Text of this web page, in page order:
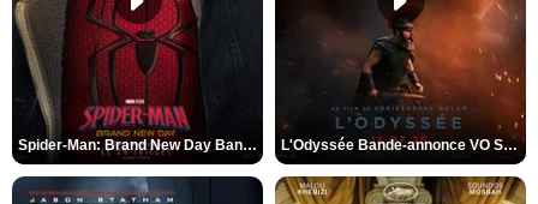
Spider-Man: Brand New Day Bande-annonce VO STFR L'Odyssée Bande-annonce VO STFR